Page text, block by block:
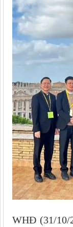
WHĐ (31/10/